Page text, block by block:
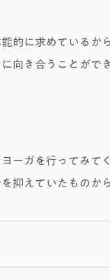
的に求めているか
向き合うことがで
ーガを行ってみて
抑えていたものか